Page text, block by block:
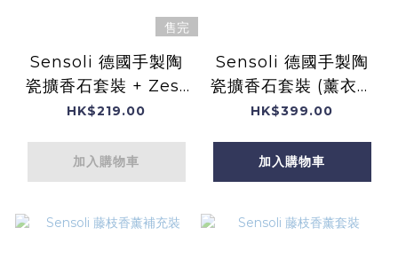
售完
Sensoli 德國手製陶
瓷擴香石套裝 + Zest
提震精神 複方香薰油
HK$219.00
加入購物車
Sensoli 德國手製陶
瓷擴香石套裝 (薰衣草
&甜橙精油) (大盒裝)
HK$399.00
加入購物車